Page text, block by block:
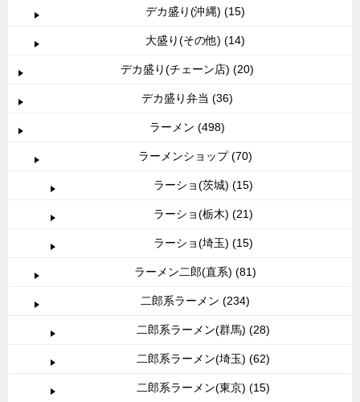
デカ盛り(沖縄) (15)
大盛り(その他) (14)
デカ盛り(チェーン店) (20)
デカ盛り弁当 (36)
ラーメン (498)
ラーメンショップ (70)
ラーショ(茨城) (15)
ラーショ(栃木) (21)
ラーショ(埼玉) (15)
ラーメン二郎(直系) (81)
二郎系ラーメン (234)
二郎系ラーメン(群馬) (28)
二郎系ラーメン(埼玉) (62)
二郎系ラーメン(東京) (15)